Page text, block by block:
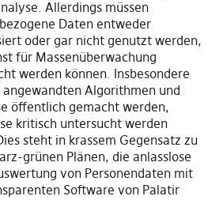
Allerdings müssen
Daten entweder
oder gar nicht genutzt werden,
für Massenüberwachung
werden können. Insbesondere
angewandten Algorithmen und
öffentlich gemacht werden,
kritisch untersucht werden
steht in krassem Gegensatz zu
grünen Plänen, die anlasslose
von Personendaten mit
Software von Palatir